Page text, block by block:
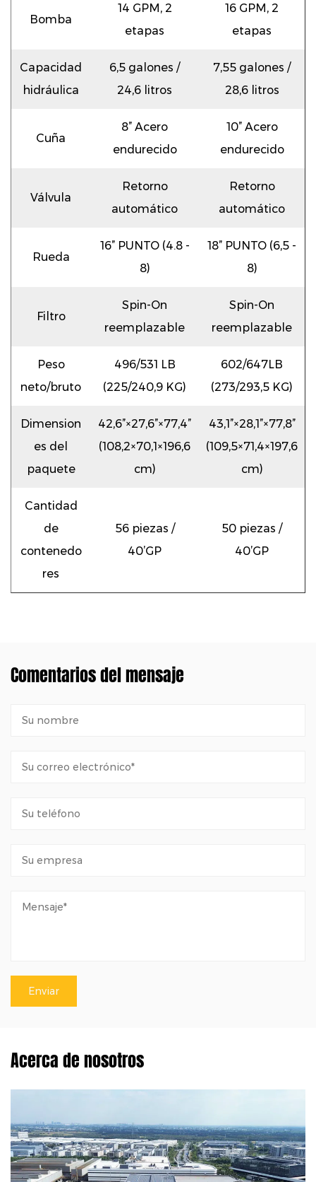
Bomba
14 GPM, 2
etapas
16 GPM, 2
etapas
Capacidad
hidráulica
6,5 galones /
24,6 litros
7,55 galones /
28,6 litros
Cuña
8” Acero
endurecido
10” Acero
endurecido
Válvula
Retorno
automático
Retorno
automático
Rueda
16” PUNTO (4.8 -
8)
18” PUNTO (6,5 -
8)
Filtro
Spin-On
reemplazable
Spin-On
reemplazable
Peso
neto/bruto
496/531 LB
(225/240,9 KG)
602/647LB
(273/293,5 KG)
Dimension
es del
paquete
42,6”×27,6”×77,4”
(108,2×70,1×196,6
cm)
43,1”×28,1”×77,8”
(109,5×71,4×197,6
cm)
Cantidad
de
contenedo
res
56 piezas /
40’GP
50 piezas /
40’GP
Comentarios del mensaje
Acerca de nosotros